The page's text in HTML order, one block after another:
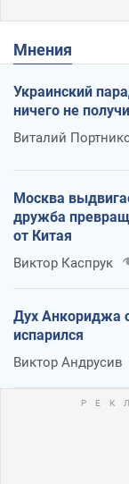
Мнения
Украинский
ничего не
Виталий
Москва
дружба
от Китая
Виктор Каспрук
Дух Анкориджа
испарился
Виктор Андрусив